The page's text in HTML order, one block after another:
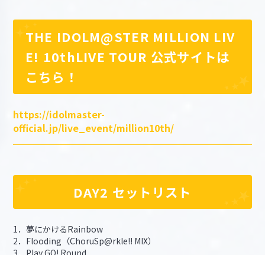
THE IDOLM@STER MILLION LIV
E! 10thLIVE TOUR 公式サイトは
こちら！
https://idolmaster-
official.jp/live_event/million10th/
DAY2 セットリスト
1．夢にかけるRainbow
2．Flooding（ChoruSp@rkle!! MIX）
3．Play GO! Round